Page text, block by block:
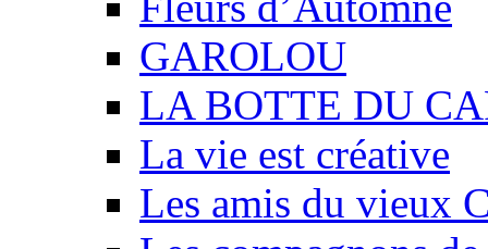
GAROLOU
LA BOTTE DU
La vie est créative
Les amis du vieux